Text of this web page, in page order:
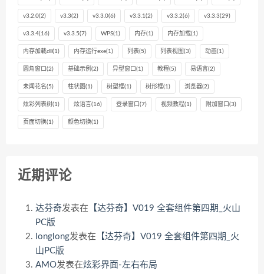
v3.2.0(2) v3.3(2) v3.3.0(6) v3.3.1(2) v3.3.2(6) v3.3.3(29)
v3.3.4(16) v3.3.5(7) WPS(1) 内存(1) 内存加载(1)
内存加载dll (1) 内存运行exe(1) 列表(5) 列表视图 (3) 动画(1)
圆角窗口 (2) 基础示例 (2) 异型窗口 (1) 教程(5) 易语言 (2)
未闻花名(5) 柱状图 (1) 树型框(1) 树形框(1) 浏览器(2)
炫彩列表树(1) 炫语言 (16) 登录窗口 (7) 视频教程(1) 附加窗口 (3)
页面切换(1) 颜色切换(1)
近期评论
达芬奇发表在 【达芬奇】V019 全套组件第四期_火山
PC版
longlong发表在 【达芬奇】V019 全套组件第四期_火
山PC版
AMO发表在炫彩界面-左右布局